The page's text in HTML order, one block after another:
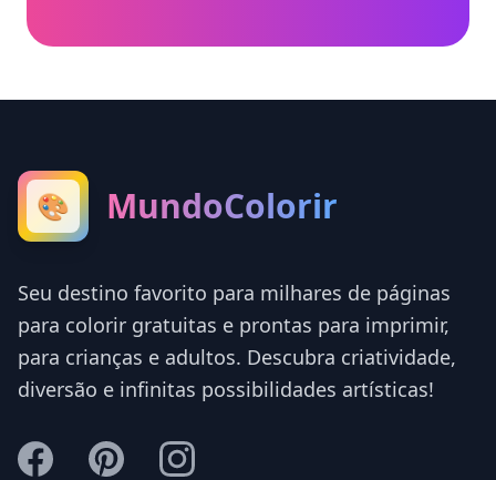
🎨 MundoColorir
Seu destino favorito para milhares de páginas
para colorir gratuitas e prontas para imprimir,
para crianças e adultos. Descubra criatividade,
diversão e infinitas possibilidades artísticas!